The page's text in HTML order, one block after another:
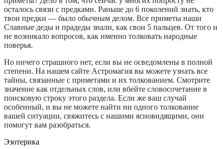
осталось связи с предками. Раньше до 6 поколений знать, кто
твои предки — было обычным делом. Все приметы наши
Славные деды и прадеды знали, как свои 5 пальцев. От того и
не возникало вопросов, как именно толковать народные
поверья.
Но ничего страшного нет, если вы не осведомлены в полной
степени. На нашем сайте Астромагия вы можете узнать все
тайны, связанные с приметами и их толкованием. Смотрите
значение как отдельных слов, или вбейте словосочетание в
поисковую строку этого раздела. Если же ваш случай
особенный, и вы не можете найти ни одного толкование
вашей ситуации, свяжитесь с нашими ясновидящими, они
помогут вам разобраться.
Эзотерика